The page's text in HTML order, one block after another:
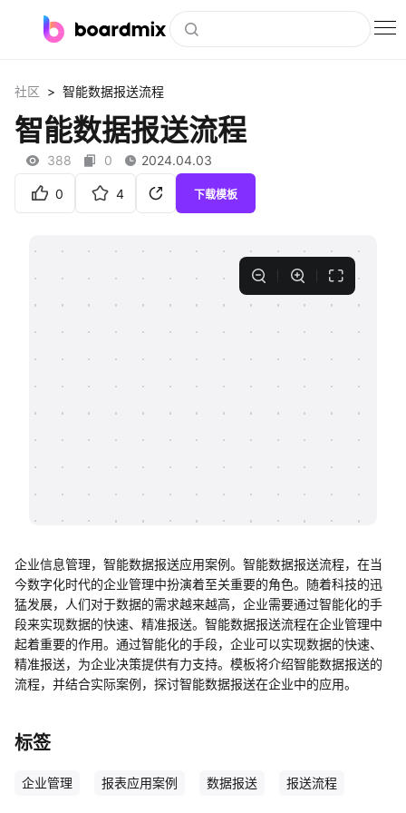
社区资源
下载
私有化部署
客户案例
支持
帮助中心
知识分享社区
社区 > 智能数据报送流程
智能数据报送流程
388 0 2024.04.03
0 4 下载模板
企业信息管理，智能数据报送应用案例。智能数据报送流程，在当
今数字化时代的企业管理中扮演着至关重要的角色。随着科技的迅
猛发展，人们对于数据的需求越来越高，企业需要通过智能化的手
段来实现数据的快速、精准报送。智能数据报送流程在企业管理中
起着重要的作用。通过智能化的手段，企业可以实现数据的快速、
精准报送，为企业决策提供有力支持。模板将介绍智能数据报送的
流程，并结合实际案例，探讨智能数据报送在企业中的应用。
标签
企业管理 报表应用案例 数据报送 报送流程